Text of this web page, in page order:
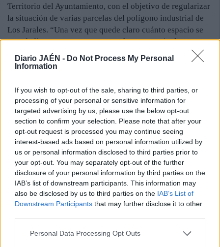
Diario JAÉN - Do Not Process My Personal
Information
If you wish to opt-out of the sale, sharing to third parties, or
processing of your personal or sensitive information for
targeted advertising by us, please use the below opt-out
section to confirm your selection. Please note that after your
opt-out request is processed you may continue seeing
interest-based ads based on personal information utilized by
us or personal information disclosed to third parties prior to
your opt-out. You may separately opt-out of the further
disclosure of your personal information by third parties on the
IAB’s list of downstream participants. This information may
also be disclosed by us to third parties on the IAB’s List of
Downstream Participants that may further disclose it to other
Personal Data Processing Opt Outs
Territorio del Ayuntamiento, con el objetivo de regularizar
la situación de varias parcelas del polígono industrial de
Los Jarales. “Una vez que quede claro cuánto espacio se
va a dedicar a este proyecto para huertos vecinales,
podremos empezar a trabajar con mayor seguridad. Se
trata de una intervención que precisaría de concurso
ello, el apoyo de AVRA a este proyecto sigue en pie”,
manifestó Rodríguez.
La previsión inicial era que el futuro parque y los huertos
se ubicaran en las parcelas que la agencia andaluza de la
vivienda adquirió, hace una década, durante la fase de
desarrollo del polígono de Los Rubiales. Dichos terrenos,
que se encuentran sin urbanizar, se ubican en la parte
posterior del Punto Limpio de la ciudad y limitan con la
zona residencial de La Vega de Santa María y un área de
cultivo de olivar. El planteamiento de instalar huertos